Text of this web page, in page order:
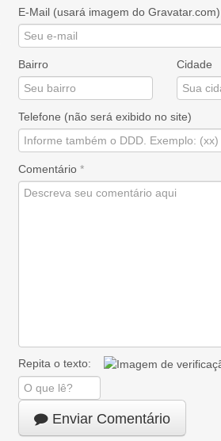
E-Mail (usará imagem do Gravatar.com)
Bairro Cidade
Telefone (não será exibido no site)
Comentário *
Repita o texto:
Enviar Comentário